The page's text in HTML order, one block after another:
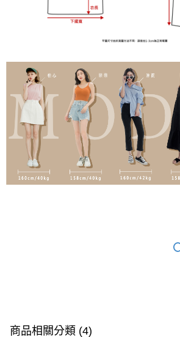
商品相關分類 (4)